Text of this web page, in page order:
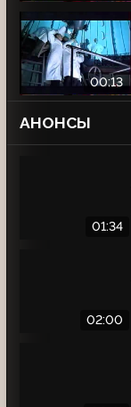
00:13
АНОНСЫ
01:34
02:00